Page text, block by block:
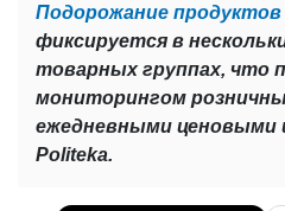
Подорожание
фиксируется в
товарных группах, что
мониторингом
ежедневными ценовыми
Politeka.